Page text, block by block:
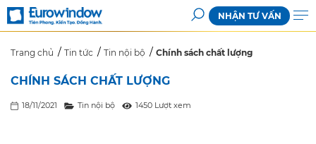
NHẬN TƯ VẤN
Trang chủ Tin tức Tin nội bộ Chính sách chất lượng
CHÍNH SÁCH CHẤT LƯỢNG
18/11/2021 Tin nội bộ 1450 Lượt xem